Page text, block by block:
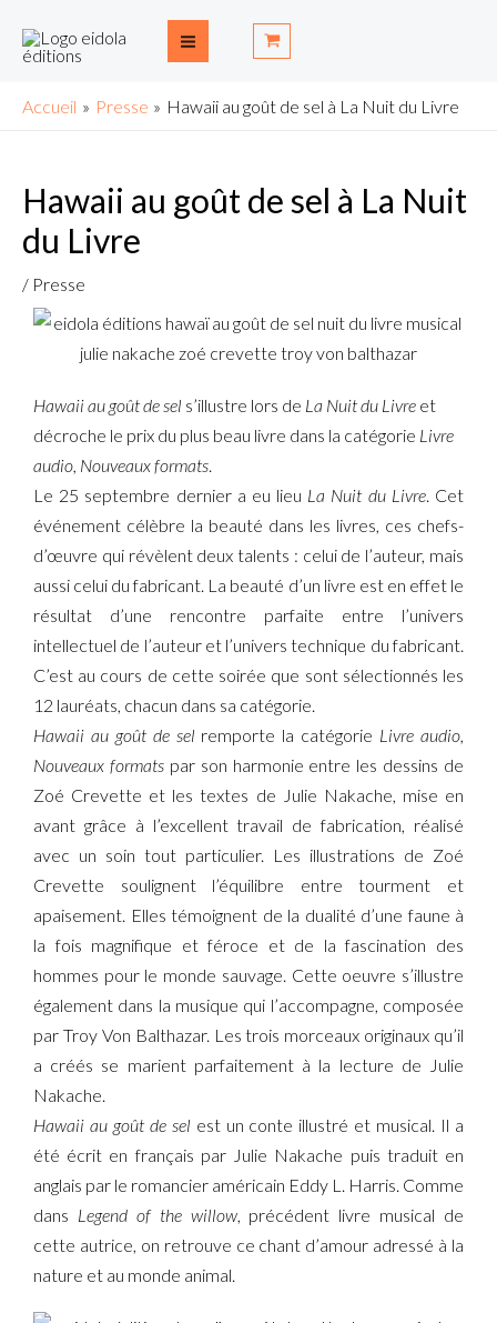
Main
Menu
Accueil Presse Hawaii au goût de sel à La Nuit du Livre
Hawaii au goût de sel à La Nuit
du Livre
/ Presse
Hawaii au goût de sel s’illustre lors de La Nuit du Livre et
décroche le prix du plus beau livre dans la catégorie Livre
audio, Nouveaux formats.
Le 25 septembre dernier a eu lieu La Nuit du Livre. Cet
événement célèbre la beauté dans les livres, ces chefs-
d’œuvre qui révèlent deux talents : celui de l’auteur, mais
aussi celui du fabricant. La beauté d’un livre est en effet le
résultat d’une rencontre parfaite entre l’univers
intellectuel de l’auteur et l’univers technique du fabricant.
C’est au cours de cette soirée que sont sélectionnés les
12 lauréats, chacun dans sa catégorie.
Hawaii au goût de sel remporte la catégorie Livre audio,
Nouveaux formatspar son harmonie entre les dessins de
Zoé Crevette et les textes de Julie Nakache, mise en
avant grâce à l’excellent travail de fabrication, réalisé
avec un soin tout particulier. Les illustrations de Zoé
Crevette soulignent l’équilibre entre tourment et
apaisement. Elles témoignent de la dualité d’une faune à
la fois magnifique et féroce et de la fascination des
hommes pour le monde sauvage. Cette oeuvre s’illustre
également dans la musique qui l’accompagne, composée
par Troy Von Balthazar. Les trois morceaux originaux qu’il
a créés se marient parfaitement à la lecture de Julie
Nakache.
Hawaii au goût de sel est un conte illustré et musical. Il a
été écrit en français par Julie Nakache puis traduit en
anglais par le romancier américain Eddy L. Harris. Comme
dans Legend of the willow, précédent livre musical de
cette autrice, on retrouve ce chant d’amour adressé à la
nature et au monde animal.
des